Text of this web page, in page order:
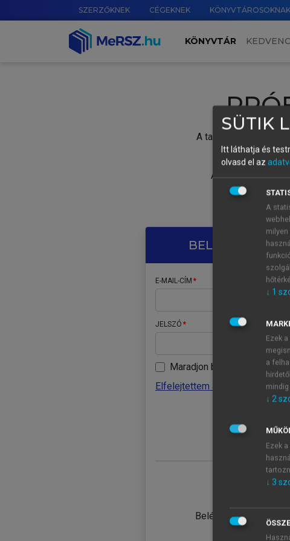
SZERZŐKNEK CÉGEKNEK KÖNYVTÁROSOKNAK
KÖNYVTÁR
A tartalom
Új
A próbaidőszak
A
BELÉPÉS
E-MAIL-CÍM
JELSZÓ
Maradjon belépve
Elfelejtettem a jelszavamat
Belépés intézményi
SÜTIK
Itt láthatja és
olvasd el az
A
↓ 1
Ezek
a
↓ 2
Ezek
↓ 3